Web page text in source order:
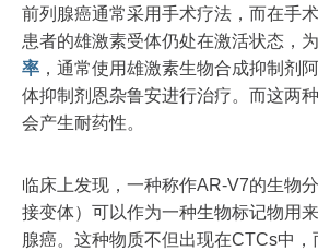
前列腺癌通常采用手术疗法，而在手
患者的雄激素受体仍处在激活状态，
率 ，通常使用雄激素生物合成抑制剂
体抑制剂恩杂鲁安进行治疗。而这两
会产生耐药性。
临床上发现，一种称作AR-V7的生物
接变体）可以作为一种生物标记物用
腺癌。这种物质不但出现在CTCs中，